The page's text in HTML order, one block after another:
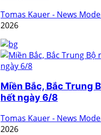
Tomas Kauer - News
2026
Miền Bắc, Bắc Trung
hết ngày 6/8
Tomas Kauer - News
2026